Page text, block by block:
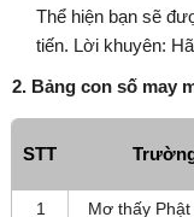
Thể hiện bạn sẽ
tiến. Lời khuyên:
2. Bảng con số may
STT
1 Mơ thấy